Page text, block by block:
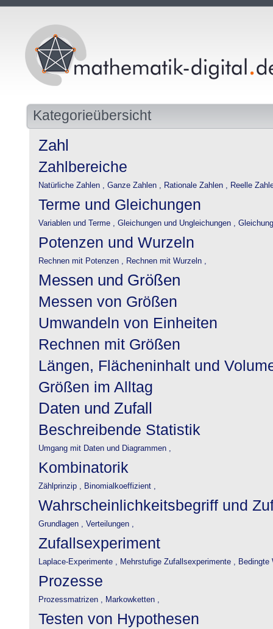
Kategorieübersicht
Zahl
Zahlbereiche
Natürliche Zahlen , Ganze Zahlen , Rationale Zahlen , Reelle
Terme und Gleichungen
Variablen und Terme , Gleichungen und Ungleichungen ,
Potenzen und Wurzeln
Rechnen mit Potenzen , Rechnen mit Wurzeln ,
Messen und Größen
Messen von Größen
Umwandeln von Einheiten
Rechnen mit Größen
Längen, Flächeninhalt und
Größen im Alltag
Daten und Zufall
Beschreibende Statistik
Umgang mit Daten und Diagrammen ,
Kombinatorik
Zählprinzip , Binomialkoeffizient ,
Wahrscheinlichkeitsbegriff und
Grundlagen , Verteilungen ,
Zufallsexperiment
Laplace-Experimente , Mehrstufige Zufallsexperimente , Bedingte
Prozesse
Prozessmatrizen , Markowketten ,
Testen von Hypothesen